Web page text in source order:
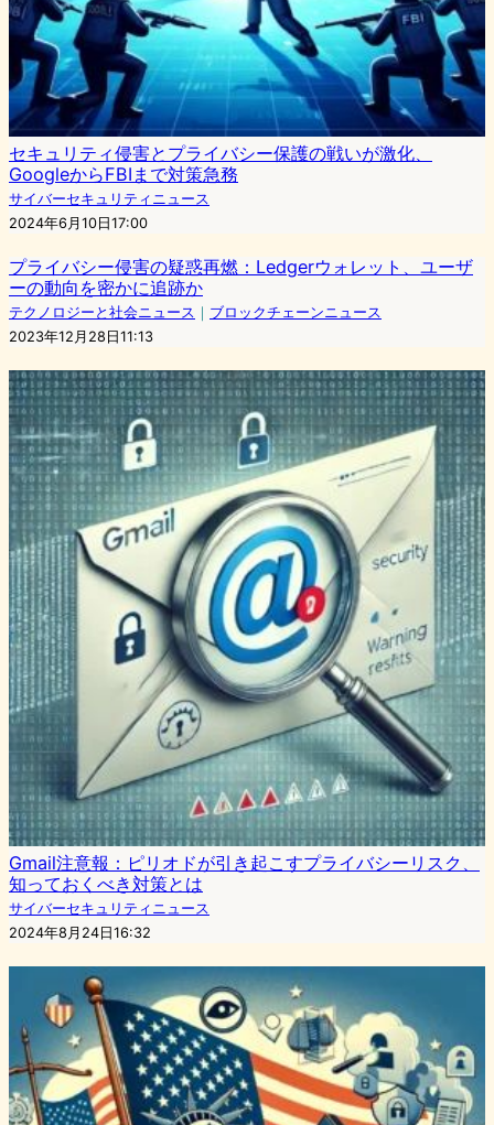
セキュリティ侵害とプライバシー保護の戦いが激化、
GoogleからFBIまで対策急務
サイバーセキュリティニュース
2024年6月10日17:00
プライバシー侵害の疑惑再燃：Ledgerウォレット、ユーザ
ーの動向を密かに追跡か
テクノロジーと社会ニュース ｜ ブロックチェーンニュース
2023年12月28日11:13
Gmail注意報：ピリオドが引き起こすプライバシーリスク、
知っておくべき対策とは
サイバーセキュリティニュース
2024年8月24日16:32